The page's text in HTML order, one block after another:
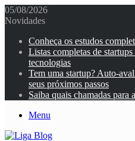
05/08/2026
Novidades
Conheça os estudos
Listas completas de
tecnologias
Tem uma startup? Auto-
seus próximos passos
Saiba quais chamadas para
Menu